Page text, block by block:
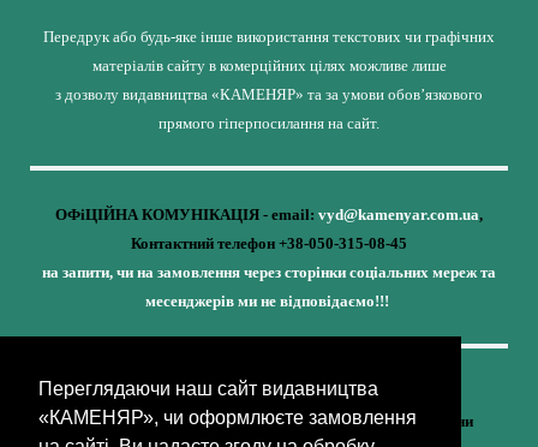
Переглядаючи наш сайт видавництва
«КАМЕНЯР», чи оформлюєте замовлення
Передрук або будь-яке інше використання текстових чи графічних
матеріалів сайту в комерційних цілях можливе лише
з дозволу видавництва «КАМЕНЯР» та за умови обов’язкового
прямого гіперпосилання на сайт.
ОФіЦІЙНА КОМУНІКАЦІЯ - email: vyd@kamenyar.com.ua,
Контактний телефон +38-050-315-08-45
на запити, чи на замовлення через сторінки соціальних мереж та
месенджерів ми не відповідаємо!!!
Кожне наше видання - це внесок у спротив,
у збереження ідентичності та неминучу перемогу України